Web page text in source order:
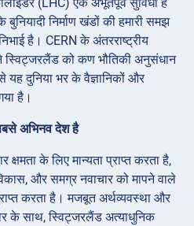
निर्माण खंडों की हमारी समझ
है। CERN के अंतरराष्ट्रीय
स्विट्जरलैंड को कण भौतिकी अनुसंधान
दुनिया भर के वैज्ञानिकों और
है।
अभिनव देश है
के लिए मान्यता प्राप्त करता है,
और समग्र नवाचार को मापने वाले
करता है। मजबूत अर्थव्यवस्था और
के साथ, स्विट्जरलैंड अत्याधुनिक